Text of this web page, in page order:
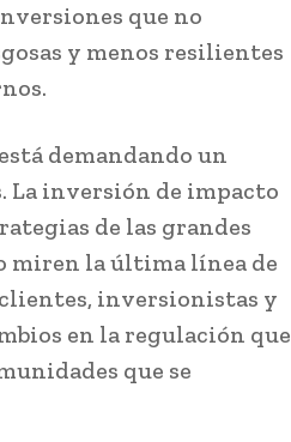
que no
y menos resilientes
demandando un
La inversión de impacto
de las grandes
miren la última línea de
clientes, inversionistas y
en la regulación que
que se